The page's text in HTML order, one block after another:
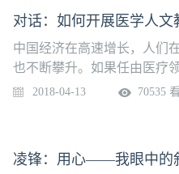
对话：如何开展医学人文
中国经济在高速增长，人们
也不断攀升。如果任由医疗
获得感会大打折扣。改善和
人文教育与熏陶。“东西南北
2018-04-13 70535
凌锋：用心——我眼中的